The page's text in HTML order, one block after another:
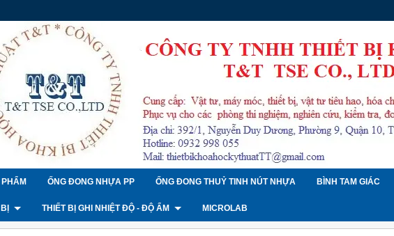
ỐNG ĐONG NHỰA PP ỐNG ĐONG THUỶ TINH NÚT NHỰA BÌNH TAM GIÁC
THIẾT BỊ GHI NHIỆT ĐỘ - ĐỘ ẨM MICROLAB